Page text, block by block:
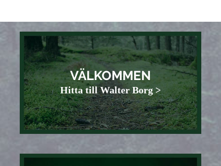
VÄLKOMMEN
Hitta till Walter Borg >